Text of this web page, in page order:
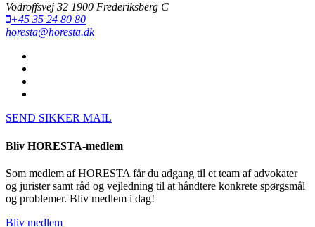
Vodroffsvej 32 1900 Frederiksberg C
+45 35 24 80 80
horesta@horesta.dk
SEND SIKKER MAIL
Bliv HORESTA-medlem
Som medlem af HORESTA får du adgang til et team af advokater
og jurister samt råd og vejledning til at håndtere konkrete spørgsmål
og problemer. Bliv medlem i dag!
Bliv medlem